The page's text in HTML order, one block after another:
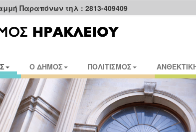
Παραπόνων τηλ : 2813-409409
Ο ΔΗΜΟΣ ΠΟΛΙΤΙΣΜΟΣ